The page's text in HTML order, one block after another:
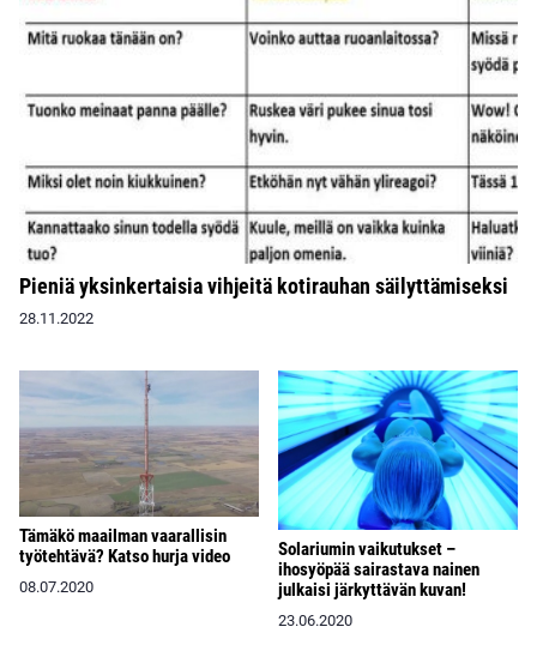
Pieniä yksinkertaisia vihjeitä kotirauhan säilyttämiseksi
28.11.2022
Tämäkö maailman vaarallisin
työtehtävä? Katso hurja video
08.07.2020
Solariumin vaikutukset –
ihosyöpää sairastava nainen
julkaisi järkyttävän kuvan!
23.06.2020